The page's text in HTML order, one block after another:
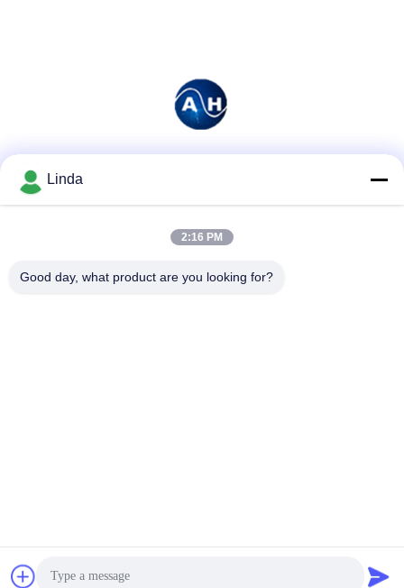
Fornitore. 2019-2026 Chengdu Chelation Biology Technology
Co., Ltd. Tutti. Tutti i diritti riservati.
Linda
2:16 PM
Good day, what product are you looking for?